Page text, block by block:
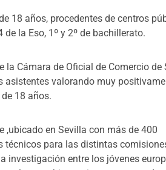
18 años, procedentes de centros
la Eso, 1º y 2º de bachillerato.
Cámara de Oficial de Comercio de
valorando muy
18 años.
,ubicado en Sevilla con más de 400
técnicos para las distintas
investigación entre los jóvenes